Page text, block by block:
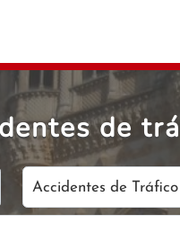
de
Accidentes de Tráfico